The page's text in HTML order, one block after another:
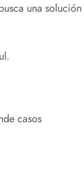
una solución
casos